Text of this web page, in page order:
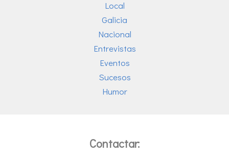
Local
Galicia
Nacional
Entrevistas
Eventos
Sucesos
Humor
Contactar: